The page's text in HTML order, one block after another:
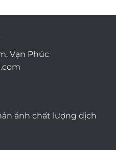
Vạn Phúc
ánh chất lượng dịch